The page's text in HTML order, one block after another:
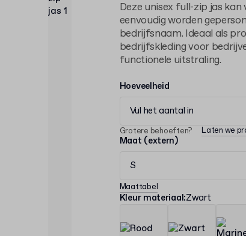
Deze unisex full-zip jas
eenvoudig worden
bedrijfsnaam. Ideaal als
bedrijfskleding voor
functionele uitstraling.
Hoeveelheid
Vul het aantal in
Grotere behoeften? Laten we
Maat (extern)
S
Maattabel
Kleur materiaal:Zwart